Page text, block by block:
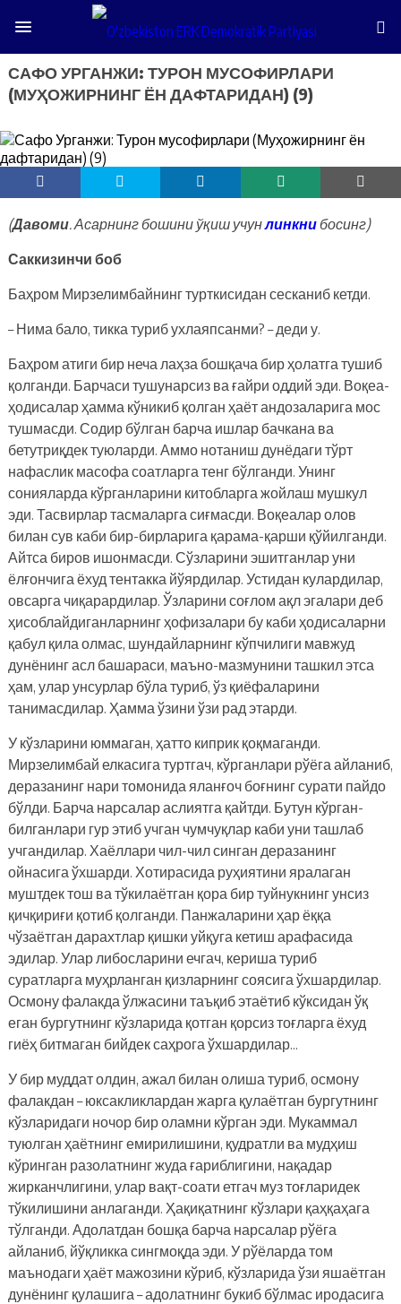
САФО УРГАНЖИ: ТУРОН МУСОФИРЛАРИ
(МУҲОЖИРНИНГ ЁН ДАФТАРИДАН) (9)
(Давоми. Асарнинг бошини ўқиш учунлинкнибосинг)
Саккизинчи боб
Баҳром Мирзелимбайнинг турткисидан сесканиб кетди.
– Нима бало, тикка туриб ухлаяпсанми? – деди у.
Баҳром атиги бир неча лаҳза бошқача бир ҳолатга тушиб
қолганди. Барчаси тушунарсиз ва ғайри оддий эди. Воқеа-
ҳодисалар ҳамма кўникиб қолган ҳаёт андозаларига мос
тушмасди. Содир бўлган барча ишлар бачкана ва
бетутриқдек туюларди. Аммо нотаниш дунёдаги тўрт
нафаслик масофа соатларга тенг бўлганди. Унинг
сонияларда кўрганларини китобларга жойлаш мушкул
эди. Тасвирлар тасмаларга сиғмасди. Воқеалар олов
билан сув каби бир-бирларига қарама-қарши қўйилганди.
Айтса биров ишонмасди. Сўзларини эшитганлар уни
ёлғончига ёхуд тентакка йўярдилар. Устидан кулардилар,
овсарга чиқарардилар. Ўзларини соғлом ақл эгалари деб
ҳисоблайдиганларнинг ҳофизалари бу каби ҳодисаларни
қабул қила олмас, шундайларнинг кўпчилиги мавжуд
дунёнинг асл башараси, маъно-мазмунини ташкил этса
ҳам, улар унсурлар бўла туриб, ўз қиёфаларини
танимасдилар. Ҳамма ўзини ўзи рад этарди.
У кўзларини юммаган, ҳатто киприк қоқмаганди.
Мирзелимбай елкасига туртгач, кўрганлари рўёга айланиб,
деразанинг нари томонида яланғоч боғнинг сурати пайдо
бўлди. Барча нарсалар аслиятга қайтди. Бутун кўрган-
билганлари гур этиб учган чумчуқлар каби уни ташлаб
учгандилар. Хаёллари чил-чил синган деразанинг
ойнасига ўхшарди. Хотирасида руҳиятини яралаган
муштдек тош ва тўкилаётган қора бир туйнукнинг унсиз
қичқириғи қотиб қолганди. Панжаларини ҳар ёққа
чўзаётган дарахтлар қишки уйқуга кетиш арафасида
эдилар. Улар либосларини ечгач, кериша туриб
суратларга муҳрланган қизларнинг соясига ўхшардилар.
Осмону фалакда ўлжасини таъқиб этаётиб кўксидан ўқ
еган бургутнинг кўзларида қотган қорсиз тоғларга ёхуд
гиёҳ битмаган бийдек саҳрога ўхшардилар…
У бир муддат олдин, ажал билан олиша туриб, осмону
фалакдан – юксакликлардан жарга қулаётган бургутнинг
кўзларидаги ночор бир оламни кўрган эди. Мукаммал
туюлган ҳаётнинг емирилишини, қудратли ва мудҳиш
кўринган разолатнинг жуда ғариблигини, нақадар
жирканчлигини, улар вақт-соати етгач муз тоғларидек
тўкилишини анлаганди. Ҳақиқатнинг кўзлари қаҳқаҳага
тўлганди. Адолатдан бошқа барча нарсалар рўёга
айланиб, йўқликка сингмоқда эди. У рўёларда том
маънодаги ҳаёт мажозини кўриб, кўзларида ўзи яшаётган
дунёнинг қулашига – адолатнинг букиб бўлмас иродасига